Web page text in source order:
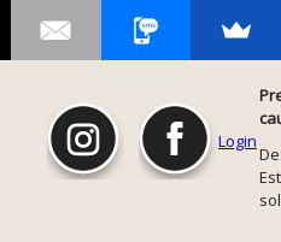
Login